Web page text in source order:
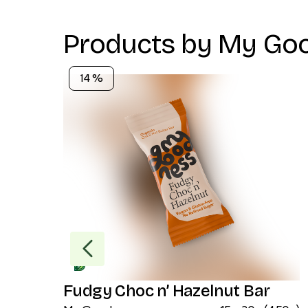
Products by My
14 %
Fudgy Choc n’ Hazelnut Bar